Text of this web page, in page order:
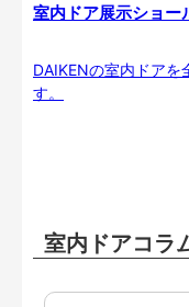
室内ドア展示ショー
DAIKENの室内ドアを
す。
室内ドアコラ